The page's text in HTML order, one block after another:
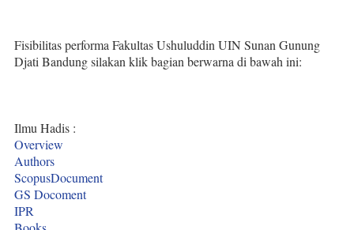
Fisibilitas performa Fakultas Ushuluddin UIN Sunan Gunung
Djati Bandung silakan klik bagian berwarna di bawah ini:
Ilmu Hadis :
Overview
Authors
ScopusDocument
GS Docoment
IPR